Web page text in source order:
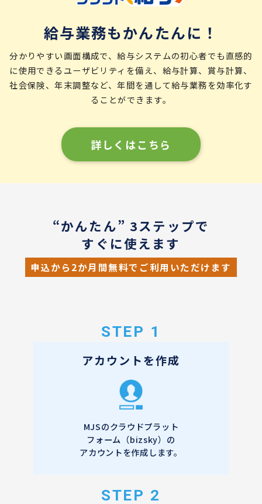
詳しくはこちら
給与業務もかんたんに！
分かりやすい画面構成で、給与システムの初心者でも直感的
に使用できるユーザビリティを備え、給与計算、賞与計算、
社会保険、年末調整など、年間を通して給与業務を効率化す
ることができます。
“かんたん” 3ステップで
すぐに使えます
申込から2か月間無料でご利用いただけます
STEP 1
アカウントを作成
MJSのクラウドプラット
フォーム（bizsky）の
アカウントを作成します。
STEP 2